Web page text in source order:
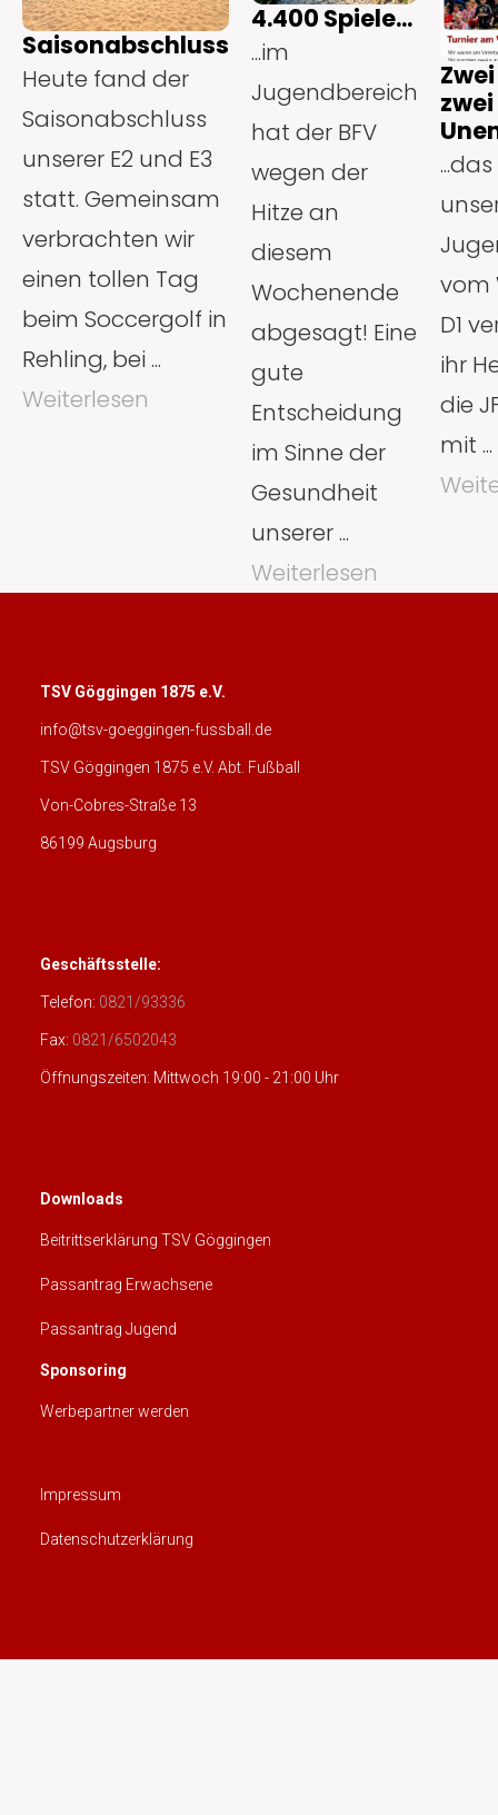
Saisonabschluss
Heute fand der
Saisonabschluss
unserer E2 und E3
statt. Gemeinsam
verbrachten wir
einen tollen Tag
beim Soccergolf in
Rehling, bei ...
Weiterlesen
4.400 Spiele...
...im
Jugendbereich
hat der BFV
wegen der
Hitze an
diesem
Wochenende
abgesagt! Eine
gute
Entscheidung
im Sinne der
Gesundheit
unserer ...
Weiterlesen
zwei
vom
D1
ihr
die
mit ...
TSV Göggingen 1875 e.V.
info@tsv-goeggingen-fussball.de
TSV Göggingen 1875 e.V. Abt. Fußball
Von-Cobres-Straße 13
86199 Augsburg
Geschäftsstelle:
Telefon: 0821/93336
Fax: 0821/6502043
Öffnungszeiten: Mittwoch 19:00 - 21:00 Uhr
Downloads
Beitrittserklärung TSV Göggingen
Passantrag Erwachsene
Passantrag Jugend
Sponsoring
Werbepartner werden
Impressum
Datenschutzerklärung